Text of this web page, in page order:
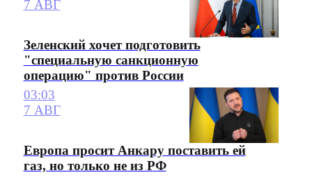
7 АВГ
Зеленский хочет подготовить
"специальную санкционную
операцию" против России
03:03
7 АВГ
Европа просит Анкару поставить ей
газ, но только не из РФ